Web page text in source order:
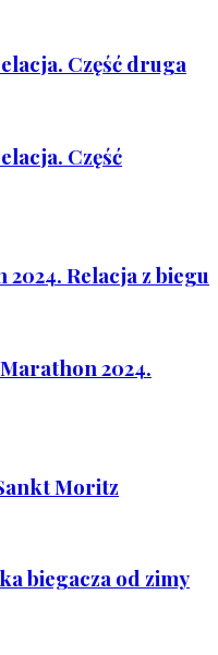
Część druga
Część
Relacja z biegu
2024.
Moritz
biegacza od zimy